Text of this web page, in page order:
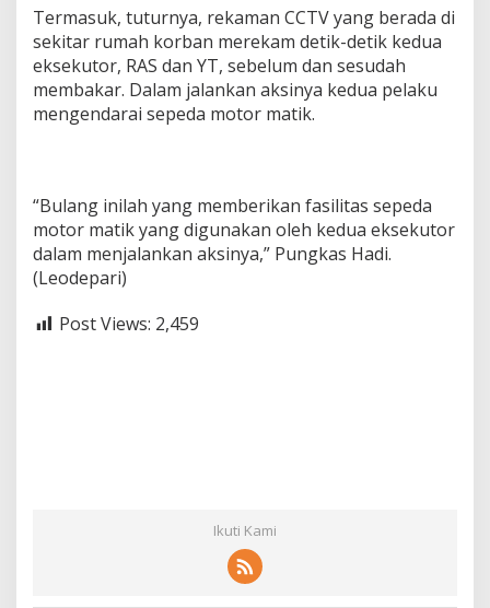
Termasuk, tuturnya, rekaman CCTV yang berada di
sekitar rumah korban merekam detik-detik kedua
eksekutor, RAS dan YT, sebelum dan sesudah
membakar. Dalam jalankan aksinya kedua pelaku
mengendarai sepeda motor matik.
“Bulang inilah yang memberikan fasilitas sepeda
motor matik yang digunakan oleh kedua eksekutor
dalam menjalankan aksinya,” Pungkas Hadi.
(Leodepari)
Post Views: 2,459
Ikuti Kami